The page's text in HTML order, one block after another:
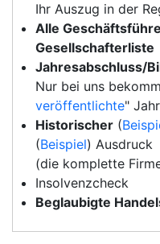
Ihr Auszug in der
Alle
Gesellschafterliste
Jahresabschluss/
Nur bei uns
veröffentlichte"
Historischer (
(Beispiel) Ausdruck
(die komplette
Insolvenzcheck
Beglaubigte